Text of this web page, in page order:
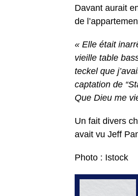
Davant aurait
de
« Elle était
vieille table
teckel que
captation de
Que Dieu me
Un fait divers
avait vu Jeff
Photo : Istock